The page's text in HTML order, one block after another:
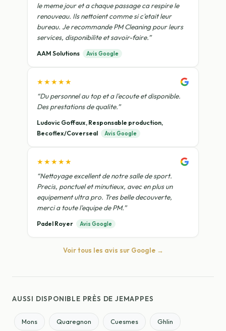
le meme jour et a chaque passage ca respire le
renouveau. Ils nettoient comme si c'etait leur
bureau. Je recommande PM Cleaning pour leurs
services, disponibilite et savoir-faire.”
AAM Solutions Avis Google
★★★★★
“Du personnel au top et a l'ecoute et disponible.
Des prestations de qualite.”
Ludovic Goffaux, Responsable production,
Becoflex/Coverseal
Avis Google
★★★★★
“Nettoyage excellent de notre salle de sport.
Precis, ponctuel et minutieux, avec en plus un
equipement ultra pro. Tres belle decouverte,
merci a toute l'equipe de PM.”
Padel Royer Avis Google
Voir tous les avis sur Google →
AUSSI DISPONIBLE PRÈS DE JEMAPPES
Mons Quaregnon Cuesmes Ghlin